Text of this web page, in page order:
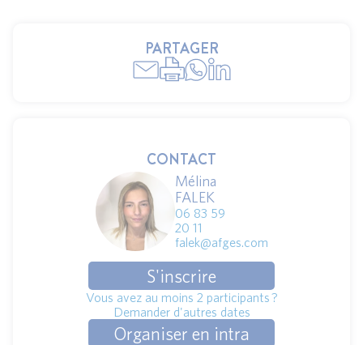
PARTAGER
CONTACT
Mélina
FALEK
06 83 59
20 11
falek@afges.com
S'inscrire
Vous avez au moins 2 participants ?
Demander d'autres dates
Organiser en intra